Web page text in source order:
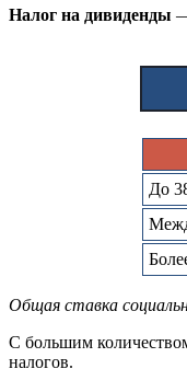
Налог на дивиденды
До
Общая ставка
С большим
налогов.